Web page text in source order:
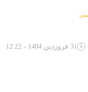
31 فروردین 1404 - 12:22